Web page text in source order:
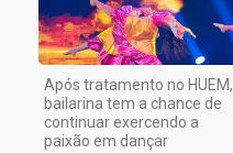
Após tratamento no HUEM,
bailarina tem a chance de
continuar exercendo a
paixão em dançar